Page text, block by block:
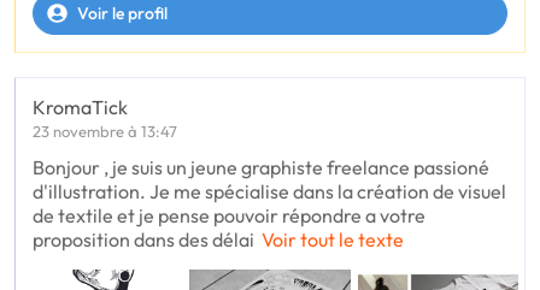
Voir le profil
KromaTick
23 novembre à 13:47
Bonjour , je suis un jeune graphiste freelance passioné
d'illustration. Je me spécialise dans la création de visuel
de textile et je pense pouvoir répondre a votre
proposition dans des délai Voir tout le texte